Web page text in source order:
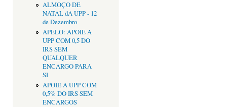
ALMOÇO DE
NATAL dA UPP - 12
de Dezembro
APELO: APOIE A
UPP COM 0,5 DO
IRS SEM
QUALQUER
ENCARGO PARA
SI
APOIE A UPP COM
0,5% DO IRS SEM
ENCARGOS